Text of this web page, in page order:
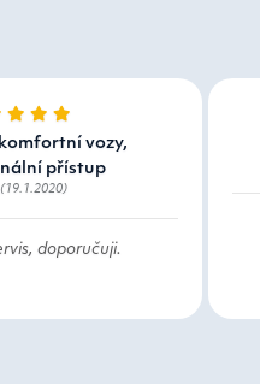
vozy,
přístup
doporučuji.